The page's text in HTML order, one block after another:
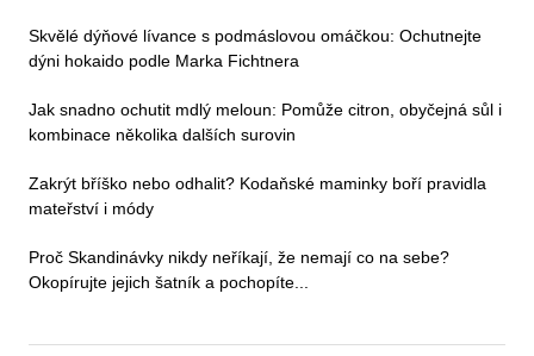
Skvělé dýňové lívance s podmáslovou omáčkou: Ochutnejte
dýni hokaido podle Marka Fichtnera
Jak snadno ochutit mdlý meloun: Pomůže citron, obyčejná sůl i
kombinace několika dalších surovin
Zakrýt bříško nebo odhalit? Kodaňské maminky boří pravidla
mateřství i módy
Proč Skandinávky nikdy neříkají, že nemají co na sebe?
Okopírujte jejich šatník a pochopíte...